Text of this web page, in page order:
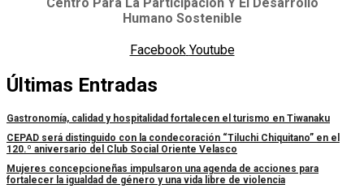
Centro Para La Participación Y El Desarrollo
Humano Sostenible
Facebook Youtube
Últimas Entradas
Gastronomía, calidad y hospitalidad fortalecen el turismo en Tiwanaku
CEPAD será distinguido con la condecoración “Tiluchi Chiquitano” en el
120.º aniversario del Club Social Oriente Velasco
Mujeres concepcioneñas impulsaron una agenda de acciones para
fortalecer la igualdad de género y una vida libre de violencia